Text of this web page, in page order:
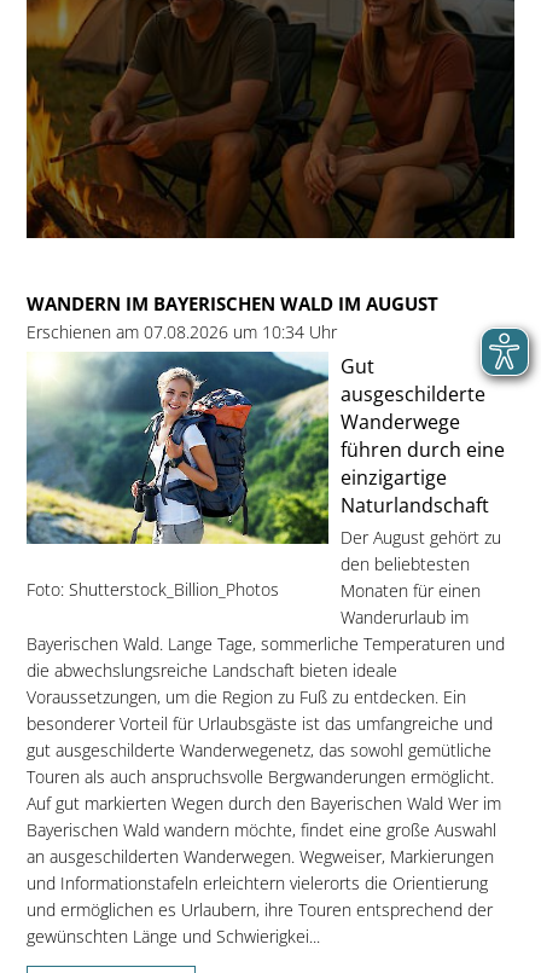
WANDERN IM BAYERISCHEN WALD IM AUGUST
Erschienen am 07.08.2026 um 10:34 Uhr
Foto: Shutterstock_Billion_Photos
Gut
ausgeschilderte
Wanderwege
führen durch eine
einzigartige
Naturlandschaft
Der August gehört zu
den beliebtesten
Monaten für einen
Wanderurlaub im
Bayerischen Wald. Lange Tage, sommerliche Temperaturen und
die abwechslungsreiche Landschaft bieten ideale
Voraussetzungen, um die Region zu Fuß zu entdecken. Ein
besonderer Vorteil für Urlaubsgäste ist das umfangreiche und
gut ausgeschilderte Wanderwegenetz, das sowohl gemütliche
Touren als auch anspruchsvolle Bergwanderungen ermöglicht.
Auf gut markierten Wegen durch den Bayerischen Wald Wer im
Bayerischen Wald wandern möchte, findet eine große Auswahl
an ausgeschilderten Wanderwegen. Wegweiser, Markierungen
und Informationstafeln erleichtern vielerorts die Orientierung
und ermöglichen es Urlaubern, ihre Touren entsprechend der
gewünschten Länge und Schwierigkei...